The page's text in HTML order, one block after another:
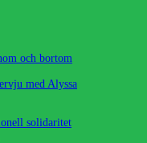
och bortom
med Alyssa
solidaritet